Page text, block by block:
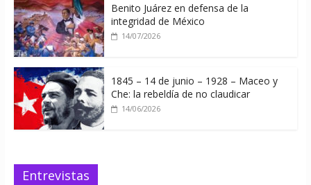
Benito Juárez en defensa de la
integridad de México
14/07/2026
1845 – 14 de junio – 1928 – Maceo y
Che: la rebeldía de no claudicar
14/06/2026
Entrevistas